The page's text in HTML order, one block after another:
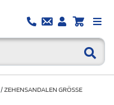
/ZEHENSANDALEN GRÖSSE 4